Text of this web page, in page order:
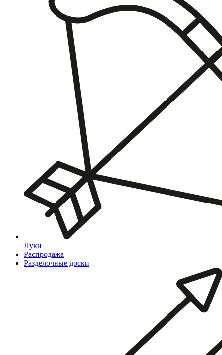
Луки
Распродажа
Разделочные доски